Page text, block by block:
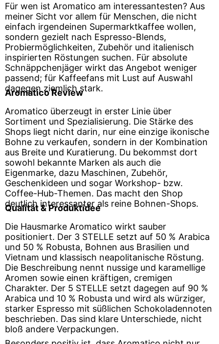
Für wen ist Aromatico am interessantesten? Aus
meiner Sicht vor allem für Menschen, die nicht
einfach irgendeinen Supermarktkaffee wollen,
sondern gezielt nach Espresso-Blends,
Probiermöglichkeiten, Zubehör und italienisch
inspirierten Röstungen suchen. Für absolute
Schnäppchenjäger wirkt das Angebot weniger
passend; für Kaffeefans mit Lust auf Auswahl
dagegen ziemlich stark.
Aromatico Review
Aromatico überzeugt in erster Linie über
Sortiment und Spezialisierung. Die Stärke des
Shops liegt nicht darin, nur eine einzige ikonische
Bohne zu verkaufen, sondern in der Kombination
aus Breite und Kuratierung. Du bekommst dort
sowohl bekannte Marken als auch die
Eigenmarke, dazu Maschinen, Zubehör,
Geschenkideen und sogar Workshop- bzw.
Coffee-Hub-Themen. Das macht den Shop
deutlich interessanter als reine Bohnen-Shops.
Qualität & Produktidee
Die Hausmarke Aromatico wirkt sauber
positioniert. Der 3 STELLE setzt auf 50 % Arabica
und 50 % Robusta, Bohnen aus Brasilien und
Vietnam und klassisch neapolitanische Röstung.
Die Beschreibung nennt nussige und karamellige
Aromen sowie einen kräftigen, cremigen
Charakter. Der 5 STELLE setzt dagegen auf 90 %
Arabica und 10 % Robusta und wird als würziger,
starker Espresso mit süßlichen Schokoladennoten
beschrieben. Das sind klare Unterschiede, nicht
bloß andere Verpackungen.